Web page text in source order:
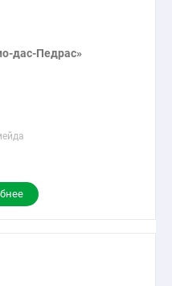
дас-Педрас»